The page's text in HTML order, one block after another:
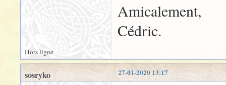
Amicalement,
Cédric.
Hors ligne
27-01-2020 13:17
sosryko